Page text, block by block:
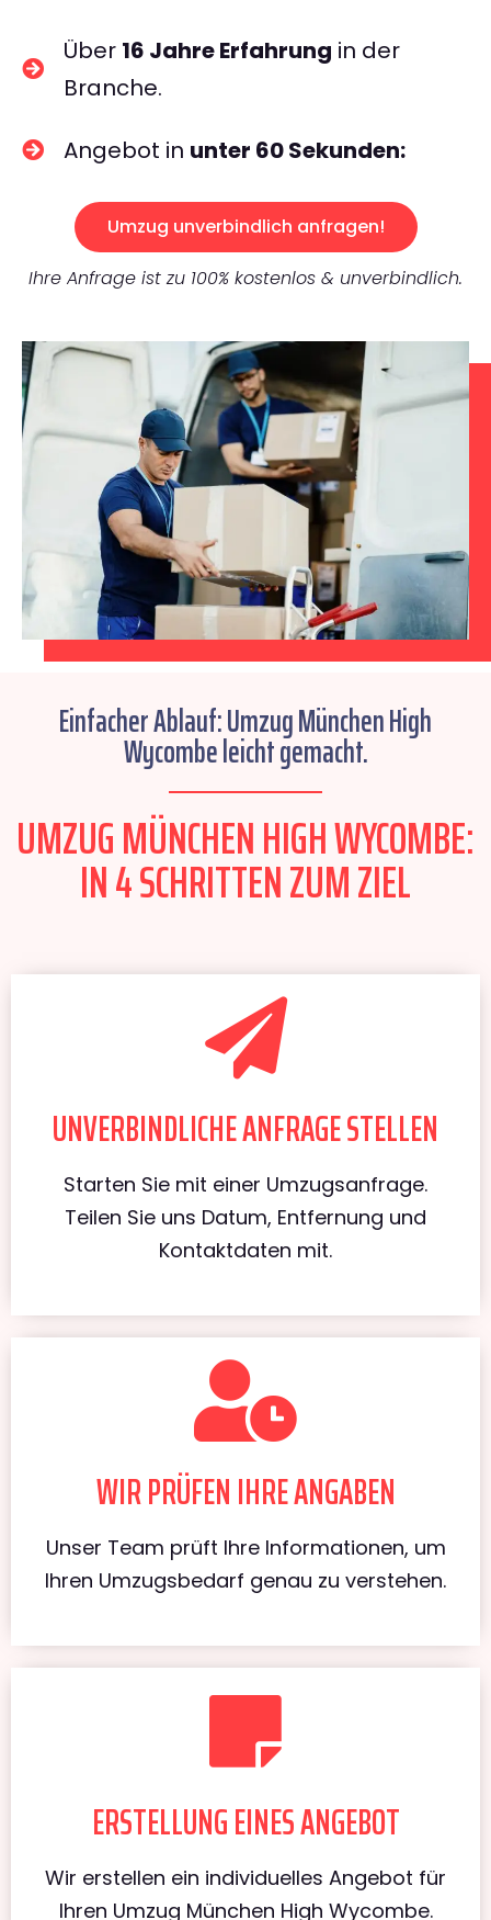
Über 16 Jahre Erfahrung in der
Branche.
Angebot in unter 60 Sekunden:
Umzug unverbindlich anfragen!
Ihre Anfrage ist zu 100% kostenlos & unverbindlich.
Einfacher Ablauf: Umzug München High
Wycombe leicht gemacht.
UMZUG MÜNCHEN HIGH WYCOMBE:
IN 4 SCHRITTEN ZUM ZIEL
UNVERBINDLICHE ANFRAGE STELLEN
Starten Sie mit einer Umzugsanfrage.
Teilen Sie uns Datum, Entfernung und
Kontaktdaten mit.
WIR PRÜFEN IHRE ANGABEN
Unser Team prüft Ihre Informationen, um
Ihren Umzugsbedarf genau zu verstehen.
ERSTELLUNG EINES ANGEBOT
Wir erstellen ein individuelles Angebot für
Ihren Umzug München High Wycombe.